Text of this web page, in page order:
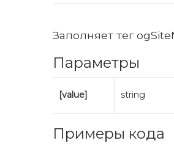
Заполняет тег
Параметры
[value] string
Примеры кода